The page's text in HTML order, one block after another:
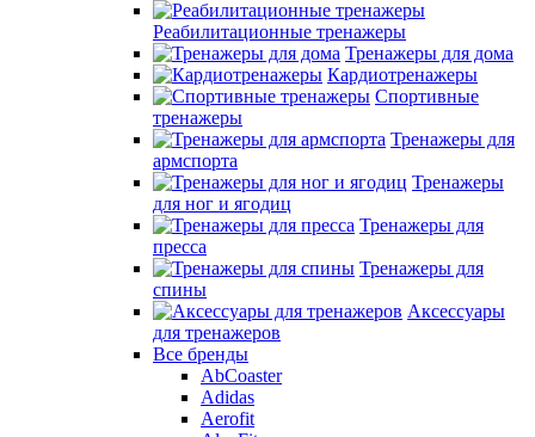
Реабилитационные тренажеры
Тренажеры для дома
Кардиотренажеры
Спортивные
тренажеры
Тренажеры для
армспорта
Тренажеры
для ног и ягодиц
Тренажеры для
пресса
Тренажеры для
спины
Аксессуары
для тренажеров
Все бренды
AbCoaster
Adidas
Aerofit